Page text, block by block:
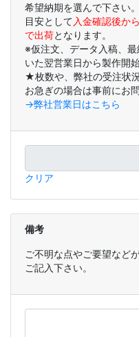
希望納期を選んで下さい。
目安として 入金確認後か
で出荷となります。
※仮注文、データ入稿、
いた翌営業日から製作開
★枚数や、弊社の受注状
お急ぎの場合は事前にお
→弊社営業日はこちら
クリア
備考
ご不明な点やご要望など
ご記入下さい。